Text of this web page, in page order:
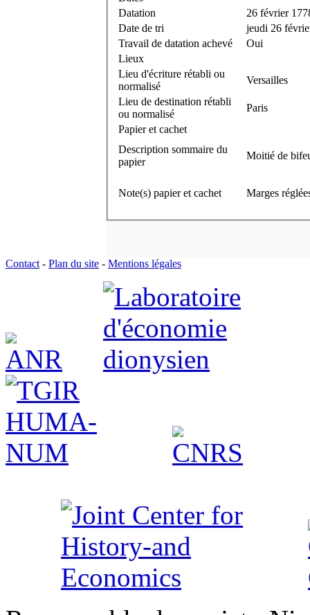
Datation
26 février
Date de tri
jeudi 26
Travail de datation achevé
Oui
Lieux
Lieu d'écriture rétabli ou
normalisé
Versailles
Lieu de destination rétabli
ou normalisé
Paris
Papier et cachet
Description sommaire du
papier
Moitié de
Note(s) papier et cachet Marges
Contact - Plan du site - Mentions légales